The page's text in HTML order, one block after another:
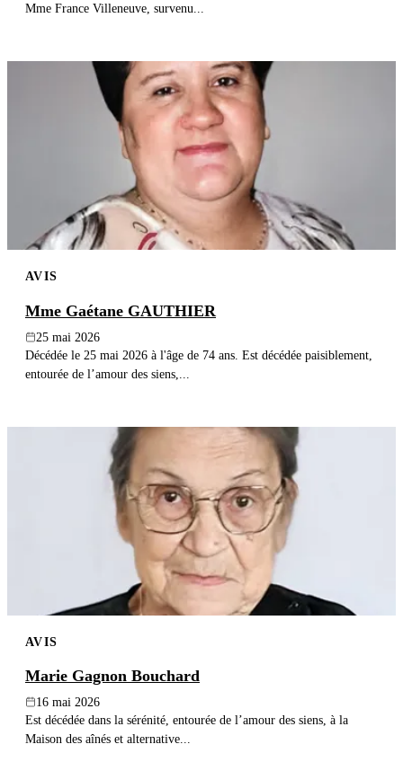
Mme France Villeneuve, survenu...
AVIS
Mme Gaétane GAUTHIER
25 mai 2026
Décédée le 25 mai 2026 à l'âge de 74 ans. Est décédée paisiblement,
entourée de l’amour des siens,...
AVIS
Marie Gagnon Bouchard
16 mai 2026
Est décédée dans la sérénité, entourée de l’amour des siens, à la
Maison des aînés et alternative...